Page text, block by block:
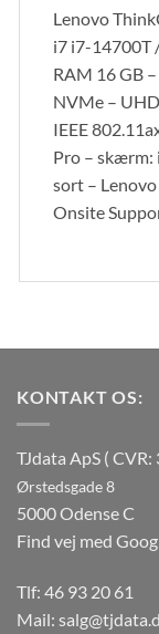
Lenovo
i7 i7-14700T
RAM 16 GB
NVMe –
IEEE
Pro – skærm:
sort – Lenovo
Onsite
KONTAKT OS:
TJdata ApS (
Ørstedsgade 8
5000 Odense C
Find vej med
Tlf: 46 93 20 61
Mail: